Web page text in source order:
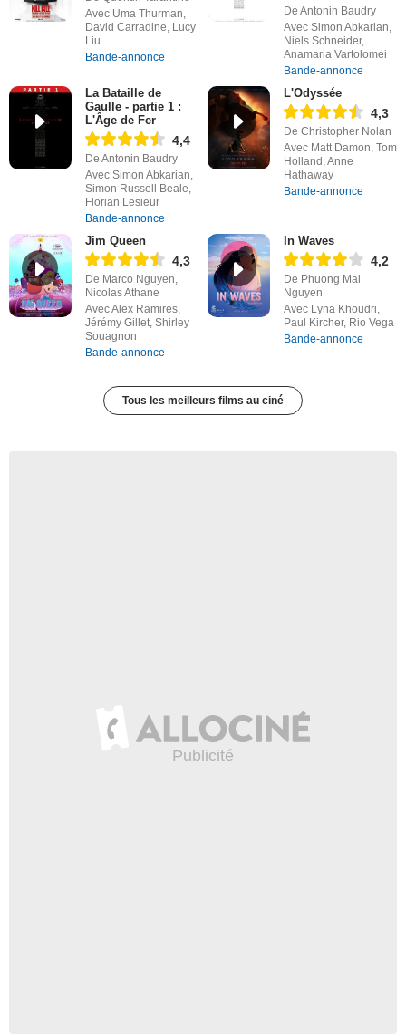
Avec Uma Thurman,
David Carradine, Lucy
Liu
Bande-annonce
De Antonin Baudry
Avec Simon Abkarian,
Niels Schneider,
Anamaria Vartolomei
Bande-annonce
La Bataille de
Gaulle - partie 1 :
L'Âge de Fer
4,4
De Antonin Baudry
Avec Simon Abkarian,
Simon Russell Beale,
Florian Lesieur
Bande-annonce
L'Odyssée
4,3
De Christopher Nolan
Avec Matt Damon, Tom
Holland, Anne
Hathaway
Bande-annonce
Jim Queen
4,3
De Marco Nguyen,
Nicolas Athane
Avec Alex Ramires,
Jérémy Gillet, Shirley
Souagnon
Bande-annonce
In Waves
4,2
De Phuong Mai
Nguyen
Avec Lyna Khoudri,
Paul Kircher, Rio Vega
Bande-annonce
Tous les meilleurs films au ciné